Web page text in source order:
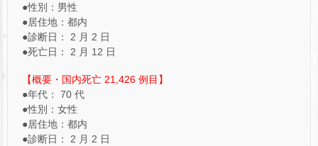
●性別：男性
●居住地：都内
●診断日： 2 月 2 日
●死亡日： 2 月 12 日
【概要・国内死亡 21,426 例目】
●年代： 70 代
●性別：女性
●居住地：都内
●診断日： 2 月 2 日